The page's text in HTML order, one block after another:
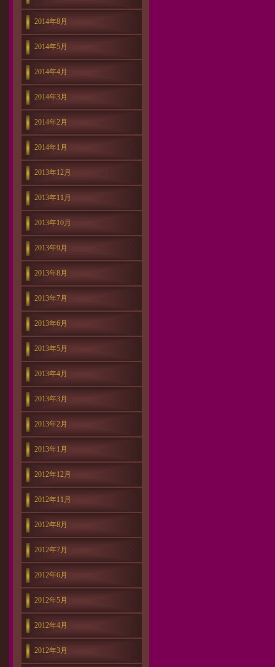
2014年8月
2014年5月
2014年4月
2014年3月
2014年2月
2014年1月
2013年12月
2013年11月
2013年10月
2013年9月
2013年8月
2013年7月
2013年6月
2013年5月
2013年4月
2013年3月
2013年2月
2013年1月
2012年12月
2012年11月
2012年8月
2012年7月
2012年6月
2012年5月
2012年4月
2012年3月